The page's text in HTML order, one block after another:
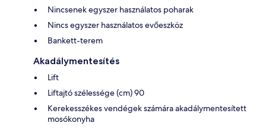
Nincsenek egyszer használatos poharak
Nincs egyszer használatos evőeszköz
Bankett-terem
Akadálymentesítés
Lift
Liftajtó szélessége (cm) 90
Kerekesszékes vendégek számára akadálymentesített
mosókonyha